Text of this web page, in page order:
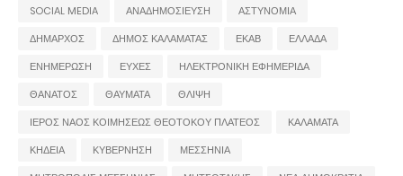
SOCIAL MEDIA
ΑΝΑΔΗΜΟΣΙΕΥΣΗ
ΑΣΤΥΝΟΜΙΑ
ΔΗΜΑΡΧΟΣ
ΔΗΜΟΣ ΚΑΛΑΜΑΤΑΣ ΕΚΑΒ
ΕΛΛΑΔΑ
ΕΝΗΜΕΡΩΣΗ
ΕΥΧΕΣ
ΗΛΕΚΤΡΟΝΙΚΗ ΕΦΗΜΕΡΙΔΑ
ΘΑΝΑΤΟΣ
ΘΑΥΜΑΤΑ
ΘΛΙΨΗ
ΙΕΡΟΣ ΝΑΟΣ ΚΟΙΜΗΣΕΩΣ ΘΕΟΤΟΚΟΥ ΠΛΑΤΕΟΣ
ΚΑΛΑΜΑΤΑ
ΚΗΔΕΙΑ
ΚΥΒΕΡΝΗΣΗ
ΜΕΣΣΗΝΙΑ